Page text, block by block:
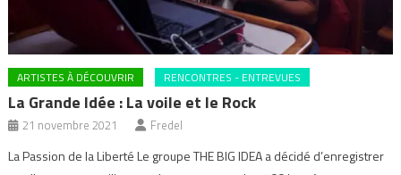
ARTISTES À DÉCOUVRIR RENCONTRES - ENTREVUES
La Grande Idée : La voile et le Rock
21 novembre 2021 Fredel
La Passion de la Liberté Le groupe THE BIG IDEA a décidé d’enregistrer